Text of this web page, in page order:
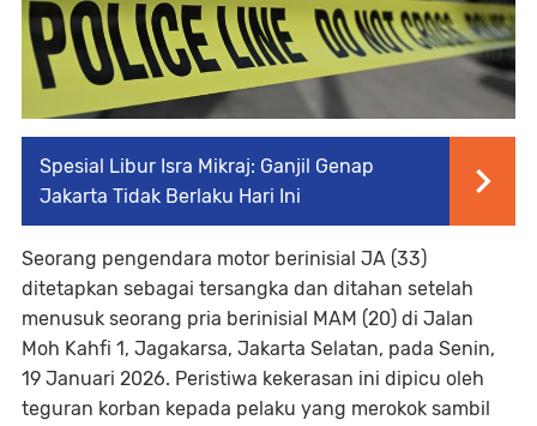
Spesial Libur Isra Mikraj: Ganjil Genap
Jakarta Tidak Berlaku Hari Ini
Seorang pengendara motor berinisial JA (33)
ditetapkan sebagai tersangka dan ditahan setelah
menusuk seorang pria berinisial MAM (20) di Jalan
Moh Kahfi 1, Jagakarsa, Jakarta Selatan, pada Senin,
19 Januari 2026. Peristiwa kekerasan ini dipicu oleh
teguran korban kepada pelaku yang merokok sambil